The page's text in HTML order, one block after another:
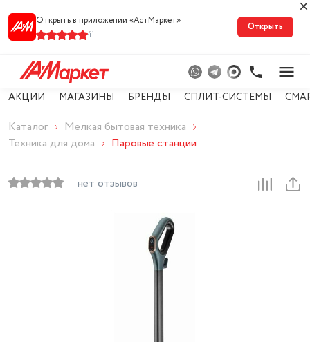
Открыть в приложении «АстМарке‪т‬»
41
Открыть
АКЦИИ МАГАЗИНЫ БРЕНДЫ СПЛИТ-СИСТЕМЫ
Каталог
Мелкая бытовая техника
Техника для дома
Паровые станции
нет отзывов